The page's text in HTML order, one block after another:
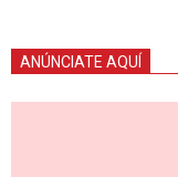
ANÚNCIATE AQUÍ